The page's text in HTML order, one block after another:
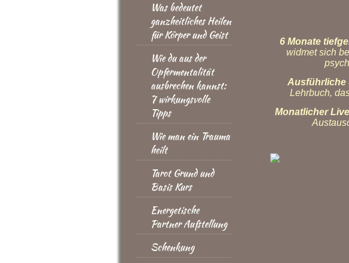
Was bedeutet
ganzheitliches Heilen
für Körper und Geist
Wie du aus der
Opfermentalität
ausbrechen kannst:
7 wirkungsvolle
Tipps
Wie man ein Trauma
heilt
Tarot Grund und
Basis Kurs
Energetische
Partner Aufstellung
Schenkung
6 Monate
widmet sich
Ausführliche
Lehrbuch,
Monatlicher